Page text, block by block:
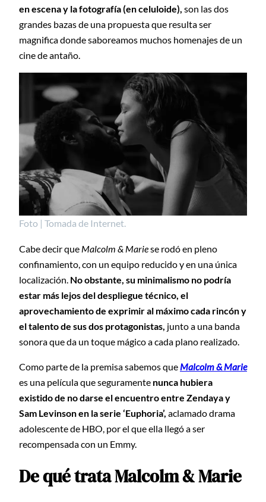
en escena y la fotografía (en celuloide), son las dos
grandes bazas de una propuesta que resulta ser
magnifica donde saboreamos muchos homenajes de un
cine de antaño.
Foto | Tomada de Internet.
Cabe decir que Malcolm & Mariese rodó en pleno
confinamiento, con un equipo reducido y en una única
localización. No obstante, su minimalismo no podría
estar más lejos del despliegue técnico, el
aprovechamiento de exprimir al máximo cada rincón y
el talento de sus dos protagonistas, junto a una banda
sonora que da un toque mágico a cada plano realizado.
Como parte de la premisa sabemos que Malcolm & Marie
es una película que seguramente nunca hubiera
existido de no darse el encuentro entre Zendaya y
Sam Levinson en la serie ‘Euphoria’, aclamado drama
adolescente de HBO, por el que ella llegó a ser
recompensada con un Emmy.
De qué trata Malcolm & Marie